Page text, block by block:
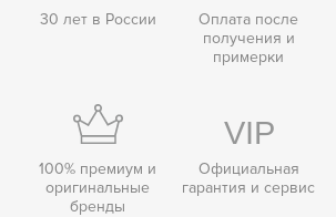
30 лет в России
Оплата после
получения и
примерки
100% премиум и
оригинальные
бренды
Официальная
гарантия и сервис